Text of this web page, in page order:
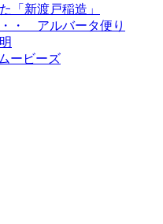
「新渡戸稲造」
・ アルバータ便り
ービーズ